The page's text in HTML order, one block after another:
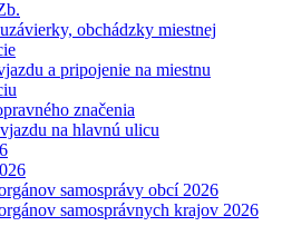
obchádzky miestnej
a pripojenie na miestnu
značenia
na hlavnú ulicu
samosprávy obcí 2026
samosprávnych krajov 2026